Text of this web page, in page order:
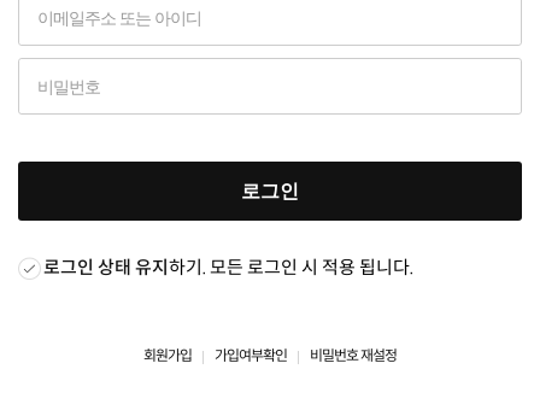
로그인
로그인 상태 유지하기. 모든 로그인 시 적용 됩니다.
회원가입 가입여부확인 비밀번호 재설정